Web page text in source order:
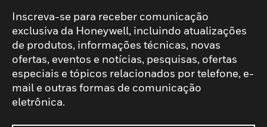
Inscreva-se para receber comunicação
exclusiva da Honeywell, incluindo atualizações
de produtos, informações técnicas, novas
ofertas, eventos e notícias, pesquisas, ofertas
especiais e tópicos relacionados por telefone, e-
mail e outras formas de comunicação
eletrônica.